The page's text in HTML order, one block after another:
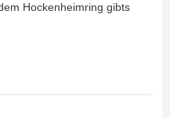
Hockenheimring gibts